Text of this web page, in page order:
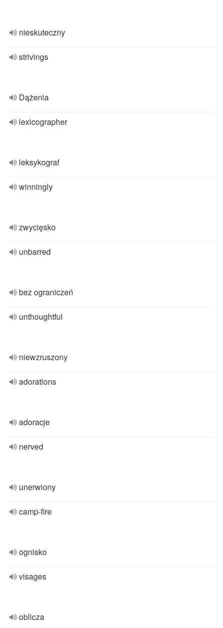
nieskuteczny
strivings
Dążenia
lexicographer
leksykograf
winningly
zwycięsko
unbarred
bez ograniczeń
unthoughtful
niewzruszony
adorations
adoracje
nerved
unerwiony
camp-fire
ognisko
visages
oblicza